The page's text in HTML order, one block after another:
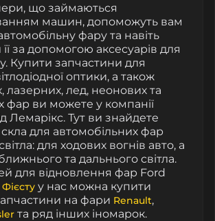
що займаються
машин, допоможуть вам
фару та навіть
за допомогою аксесуарів для
Купити запчастини для
оптики, а також
лазерних, лед, неонових та
фар ви можете у компанії
Лемарікс. Тут ви знайдете
для автомобільних фар
для ходових вогнів авто, а
та дальнього світла.
для відновлення фар Ford
Фієсту у нас можна купити
на фари Renault,
та ряд інших іномарок.